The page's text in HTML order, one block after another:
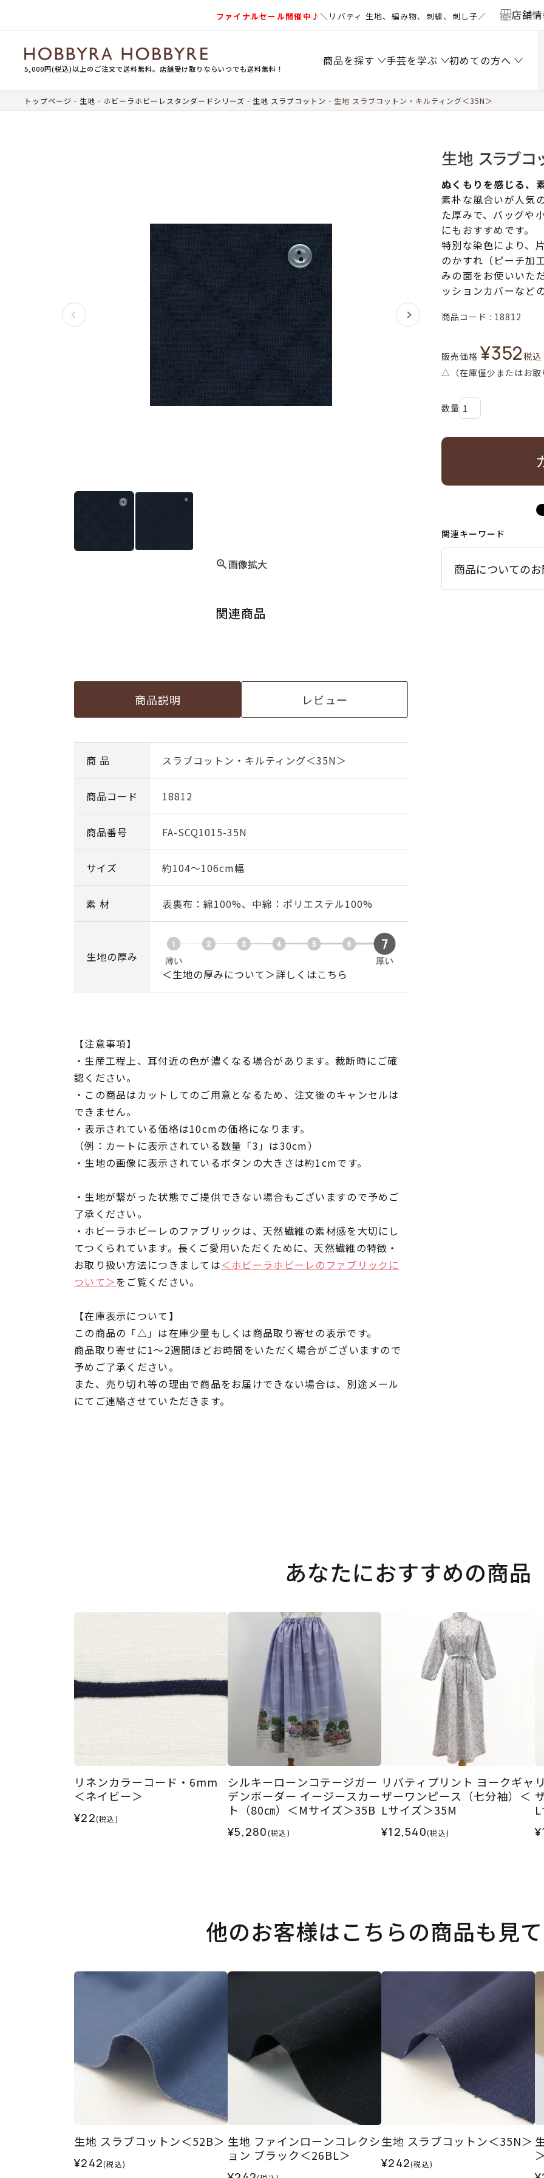
ファイナルセール開催中♪＼リバティ 生地、編み物、刺繍、刺し子／ 店舗
5,000円(税込)以上のご注文で送料無料。店舗受け取りならいつでも送料無料！
商品を探す 手芸を学ぶ 初めての方へ
トップページ 生地 ホビーラホビーレスタンダードシリーズ 生地 スラブコットン 生地 スラブコットン・キルティング＜35N＞
画像拡大
関連商品
商品説明 レビュー
商 品 スラブコットン・キルティング＜35N＞
商品コード 18812
商品番号 FA-SCQ1015-35N
サイズ 約104～106cm幅
素 材 表裏布：綿100%、中綿：ポリエステル100%
生地の厚み
＜生地の厚みについて＞詳しくはこちら
【注意事項】
・生産工程上、耳付近の色が濃くなる場合があります。裁断時にご確
認ください。
・この商品はカットしてのご用意となるため、注文後のキャンセルは
できません。
・表示されている価格は10cmの価格になります。
（例：カートに表示されている数量「3」は30cm）
・生地の画像に表示されているボタンの大きさは約1cmです。
・生地が繋がった状態でご提供できない場合もございますので予めご
了承ください。
・ホビーラホビーレのファブリックは、天然繊維の素材感を大切にし
てつくられています。長くご愛用いただくために、天然繊維の特徴・
お取り扱い方法につきましては＜ホビーラホビーレのファブリックに
ついて＞をご覧ください。
【在庫表示について】
この商品の「△」は在庫少量もしくは商品取り寄せの表示です。
商品取り寄せに1～2週間ほどお時間をいただく場合がございますので
予めご了承ください。
また、売り切れ等の理由で商品をお届けできない場合は、別途メール
にてご連絡させていただきます。
生地 スラブコ
ぬくもりを感じる、
素朴な風合いが人気
た厚みで、バッグや
にもおすすめです。
特別な染色により、
のかすれ（ピーチ加
みの面をお使いいた
ッションカバーなど
商品コード 18812
販売価格 ¥352税込
△（在庫僅少またはお取
関連キーワード
商品についての
あなたにおすすめの商品
リネンカラーコード・6mm
＜ネイビー＞
¥22(税込)
シルキーローンコテージガー
デンボーダー イージースカー
ト（80㎝）＜Mサイズ＞35B
¥5,280(税込)
リバティプリント ヨークギャ
ザーワンピース（七分袖）＜
Lサイズ＞35M
¥12,540(税込)
他のお客様はこちらの商品も見
生地 スラブコットン＜52B＞
¥242(税込)
生地 ファインローンコレクシ
ョン ブラック＜26BL＞
生地 スラブコットン＜35N＞
¥242(税込)
＞